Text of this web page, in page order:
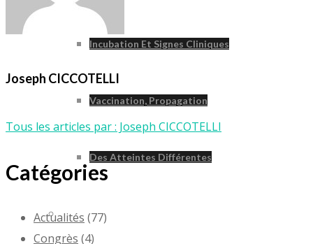
Incubation Et Signes Cliniques
Vaccination, Propagation
Des Atteintes Différentes
Syndrome Post-Polio
Joseph CICCOTELLI
Tous les articles par : Joseph CICCOTELLI
Catégories
Actualités (77)
Congrès (4)